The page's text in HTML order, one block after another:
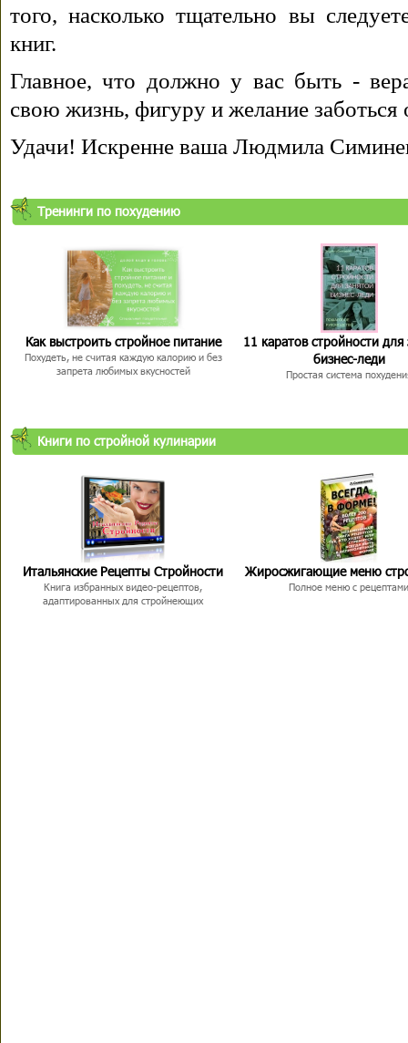
того, насколько тщательно вы
книг.
Главное, что должно у вас быть -
свою жизнь, фигуру и желание заботься
Удачи! Искренне ваша Людмила
Тренинги по похудению
Как выстроить стройное питание
Похудеть, не считая каждую калорию и без
запрета любимых вкусностей
11 каратов стройности для
бизнес-леди
Простая система
Книги по стройной кулинарии
Итальянские Рецепты Стройности
Книга избранных видео-рецептов,
адаптированных для стройнеющих
Жиросжигающие меню
Полное меню с рецептами